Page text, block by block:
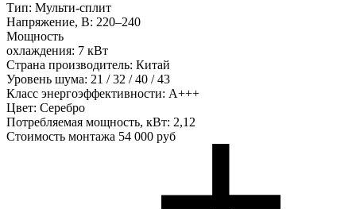
Тип: Мульти-сплит
Напряжение, В: 220–240
Мощность
охлаждения: 7 кВт
Страна производитель: Китай
Уровень шума: 21 / 32 / 40 / 43
Класс энергоэффективности: А+++
Цвет: Серебро
Потребляемая мощность, кВт: 2,12
Стоимость монтажа 54 000 руб